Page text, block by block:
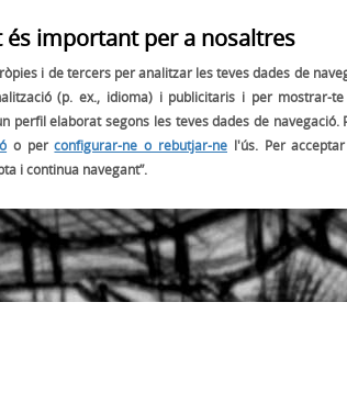
és important per a nosaltres
i de tercers per analitzar les teves dades de
(p. ex., idioma) i publicitaris i per mostrar-
perfil elaborat segons les teves dades de navegació.
o perconfigurar-ne o rebutjar-ne l'ús. Per
i continua navegant”.
BLOG